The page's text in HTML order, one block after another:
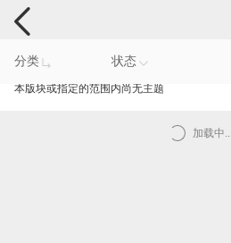
手机反馈
分类 状态
本版块或指定的范围内尚无主题
加载中..